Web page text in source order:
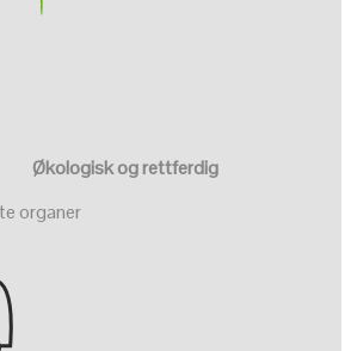
Økologisk og rettferdig
organer